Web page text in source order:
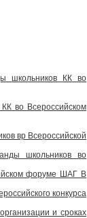
школьников КК во
во Всероссийском
вр Всероссийской
школьников во
форуме ШАГ В
конкурса
и сроках